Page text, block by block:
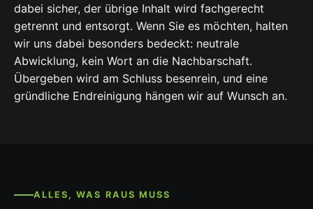
dabei sicher, der übrige Inhalt wird fachgerecht
getrennt und entsorgt. Wenn Sie es möchten, halten
wir uns dabei besonders bedeckt: neutrale
Abwicklung, kein Wort an die Nachbarschaft.
Übergeben wird am Schluss besenrein, und eine
gründliche Endreinigung hängen wir auf Wunsch an.
ALLES, WAS RAUS MUSS